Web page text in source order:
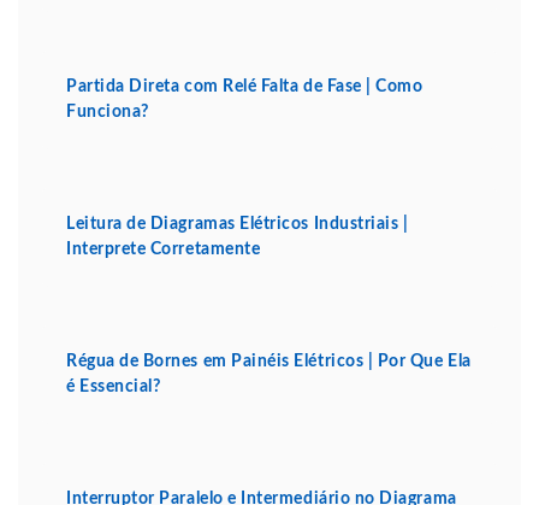
Partida Direta com Relé Falta de Fase | Como
Funciona?
Leitura de Diagramas Elétricos Industriais |
Interprete Corretamente
Régua de Bornes em Painéis Elétricos | Por Que Ela
é Essencial?
Interruptor Paralelo e Intermediário no Diagrama